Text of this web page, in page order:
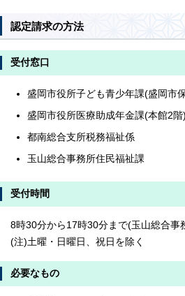
認定請求の方法
受付窓口
盛岡市役所子ども青少年課(盛岡市
盛岡市役所医療助成年金課(本館2階)
都南総合支所税務福祉係
玉山総合事務所住民福祉課
受付時間
8時30分から17時30分まで(玉山総合事
(注)土曜・日曜日、祝日を除く
必要なもの